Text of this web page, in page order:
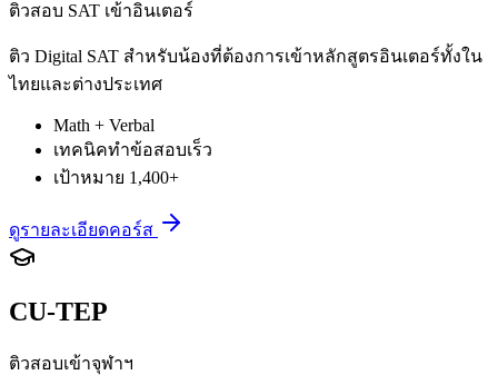
ติวสอบ SAT เข้าอินเตอร์
ติว Digital SAT สำหรับน้องที่ต้องการเข้าหลักสูตรอินเตอร์ทั้งใน
ไทยและต่างประเทศ
Math + Verbal
เทคนิคทำข้อสอบเร็ว
เป้าหมาย 1,400+
ดูรายละเอียดคอร์ส
CU-TEP
ติวสอบเข้าจุฬาฯ